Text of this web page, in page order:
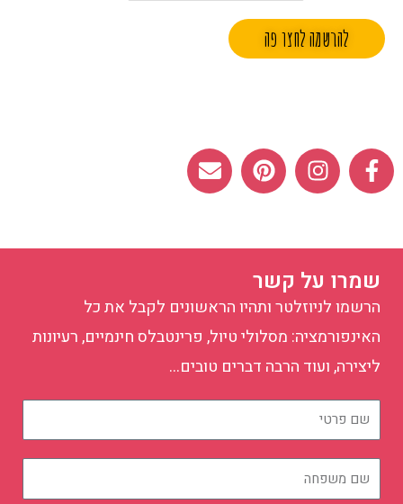
F
a
c
b
o
o
k
-
f
I
n
s
a
g
r
a
m
P
i
n
e
r
e
s
t
E
n
v
l
e
שמרו על קשר
הרשמו לניוזלטר ותהיו הראשונים לקבל את כל
האינפורמציה: מסלולי טיול, פרינטבלס חינמיים, רעיונות
ליצירה, ועוד הרבה דברים טובים…
שם
פרטי
שם